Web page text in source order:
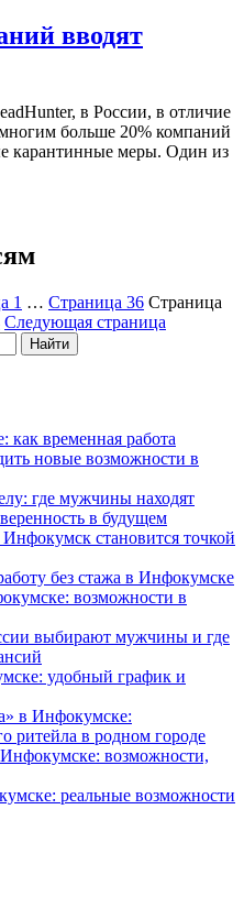
вводят
в России, в отличие
больше 20% компаний
карантинные меры. Один из
1 … Страница 36 Страница
Следующая страница
Найти
как временная работа
новые возможности в
где мужчины находят
в будущем
становится точкой
без стажа в Инфокумске
возможности в
выбирают мужчины и где
удобный график и
в Инфокумске:
ритейла в родном городе
возможности,
реальные возможности